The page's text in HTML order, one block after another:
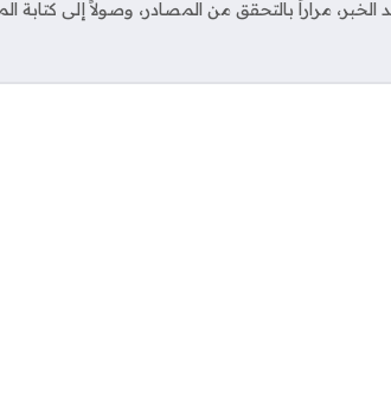
مراراً بالتحقق من المصادر، وصولاً إلى كتابة